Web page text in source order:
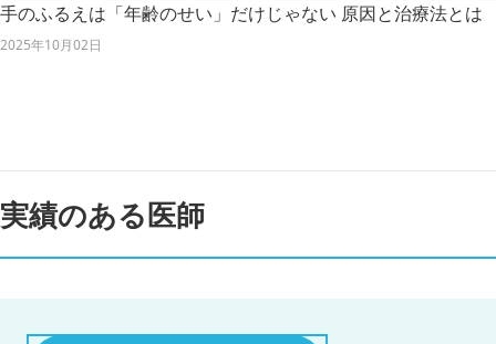
手のふるえは「年齢のせい」だけじゃない 原因と治療法とは
2025年10月02日
実績のある医師